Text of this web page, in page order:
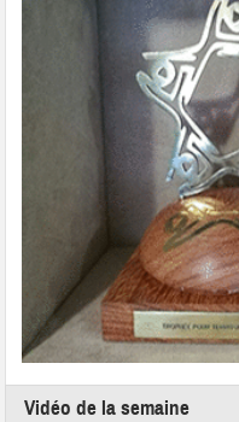
Vidéo de la semaine